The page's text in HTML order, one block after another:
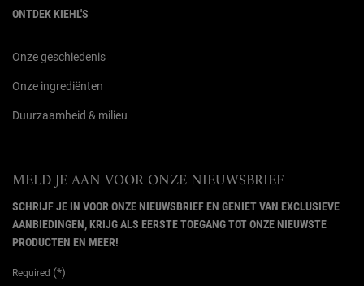
ONTDEK KIEHL'S
Onze geschiedenis
Onze ingrediënten
Duurzaamheid & milieu
MELD JE AAN VOOR ONZE NIEUWSBRIEF
SCHRIJF JE IN VOOR ONZE NIEUWSBRIEF EN GENIET VAN EXCLUSIEVE
AANBIEDINGEN, KRIJG ALS EERSTE TOEGANG TOT ONZE NIEUWSTE
PRODUCTEN EN MEER!
Required (*)